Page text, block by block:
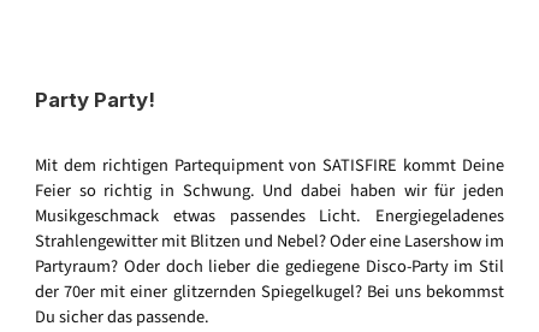
Party Party!
Mit dem richtigen Partequipment von SATISFIRE kommt Deine
Feier so richtig in Schwung. Und dabei haben wir für jeden
Musikgeschmack etwas passendes Licht. Energiegeladenes
Strahlengewitter mit Blitzen und Nebel? Oder eine Lasershow im
Partyraum? Oder doch lieber die gediegene Disco-Party im Stil
der 70er mit einer glitzernden Spiegelkugel? Bei uns bekommst
Du sicher das passende.